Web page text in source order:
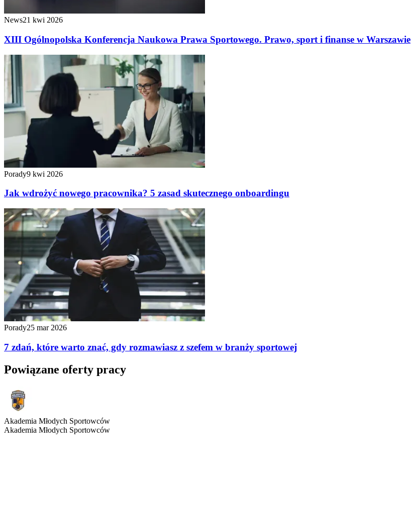
News21 kwi 2026
XIII Ogólnopolska Konferencja Naukowa Prawa Sportowego. Prawo, sport i finanse w Warszawie
Porady9 kwi 2026
Jak wdrożyć nowego pracownika? 5 zasad skutecznego onboardingu
Porady25 mar 2026
7 zdań, które warto znać, gdy rozmawiasz z szefem w branży sportowej
Powiązane oferty pracy
Akademia Młodych Sportowców
Akademia Młodych Sportowców